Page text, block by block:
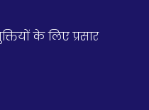
के लिए प्रसार